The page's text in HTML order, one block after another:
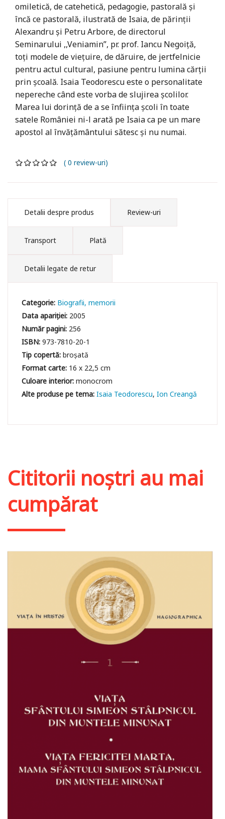
omiletică, de catehetică, pedagogie, pastorală şi
încă ce pastorală, ilustrată de Isaia, de părinţii
Alexandru şi Petru Arbore, de directorul
Seminarului ,,Veniamin”, pr. prof. Iancu Negoiţă,
toţi modele de vieţuire, de dăruire, de jertfelnicie
pentru actul cultural, pasiune pentru lumina cărţii
prin şcoală. Isaia Teodorescu este o personalitate
nepereche când este vorba de slujirea şcolilor.
Marea lui dorinţă de a se înfiinţa şcoli în toate
satele României ni-l arată pe Isaia ca pe un mare
apostol al învăţământului sătesc şi nu numai.
( 0 review-uri)
Detalii despre produs Review-uri
Transport Plată
Detalii legate de retur
Categorie: Biografii, memorii
Data apariției: 2005
Număr pagini: 256
ISBN:973-7810-20-1
Tip copertă:broșată
Format carte: 16 x 22,5 cm
Culoare interior:monocrom
Isaia Teodorescu Ion Creangă
Cititorii noștri au mai
cumpărat